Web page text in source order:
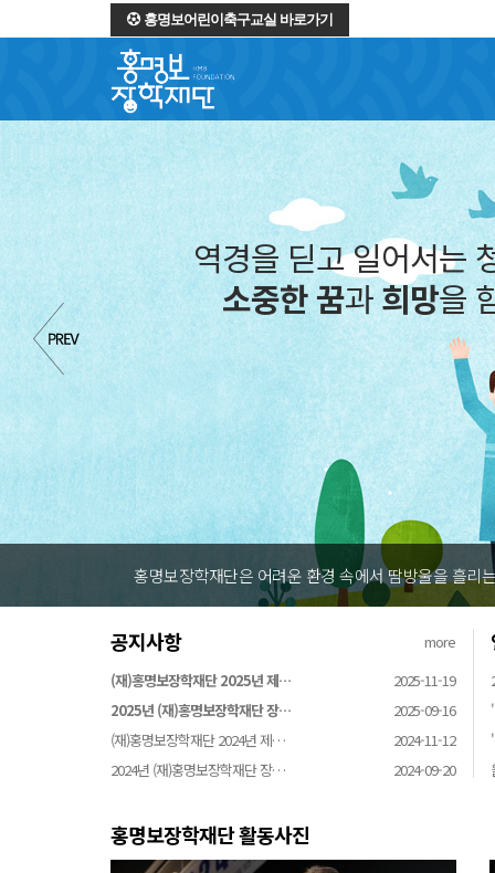
홍명보어린이축구교실 바로가기
역경을 딛고 일어서는
소중한 꿈과희망을
홍명보장학재단은 어려운 환경 속에서 땀방울을 흘리
공지사항
more
(재)홍명보장학재단 2025년 제…
2025-11-19
2025년 (재)홍명보장학재단 장…
2025-09-16
(재)홍명보장학재단 2024년 제…
2024-11-12
2024년 (재)홍명보장학재단 장…
2024-09-20
홍명보장학재단 활동사진